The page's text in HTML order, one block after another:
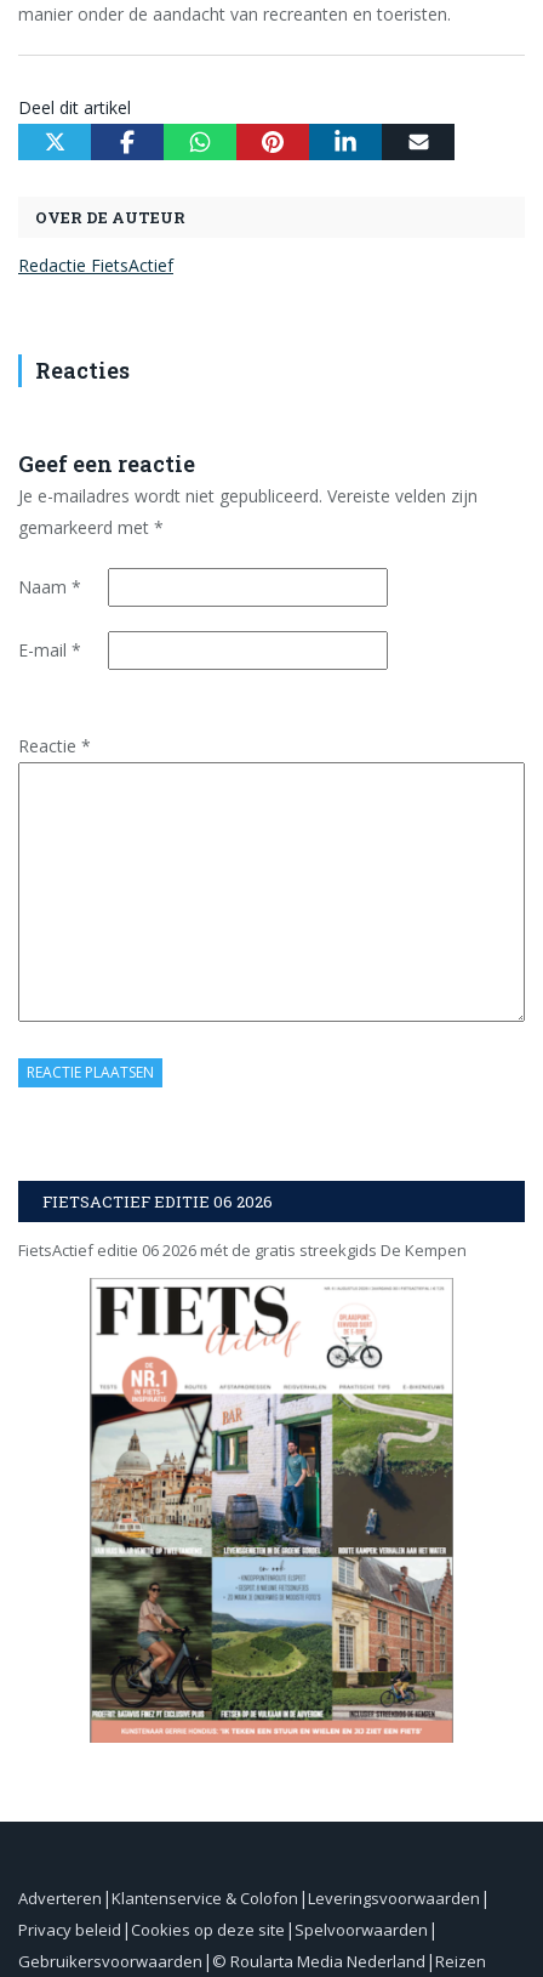
manier onder de aandacht van recreanten en toeristen.
Deel dit artikel
OVER DE AUTEUR
Redactie FietsActief
Reacties
Geef een reactie
Je e-mailadres wordt niet gepubliceerd. Vereiste velden zijn
gemarkeerd met *
Naam *
E-mail *
Reactie *
FIETSACTIEF EDITIE 06 2026
FietsActief editie 06 2026 mét de gratis streekgids De Kempen
Adverteren Klantenservice & Colofon Leveringsvoorwaarden
Privacy beleid Cookies op deze site Spelvoorwaarden
Gebruikersvoorwaarden © Roularta Media Nederland Reizen